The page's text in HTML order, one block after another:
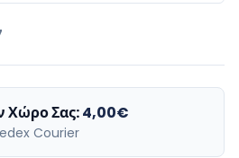
Χώρο Σας:4,00€
Courier